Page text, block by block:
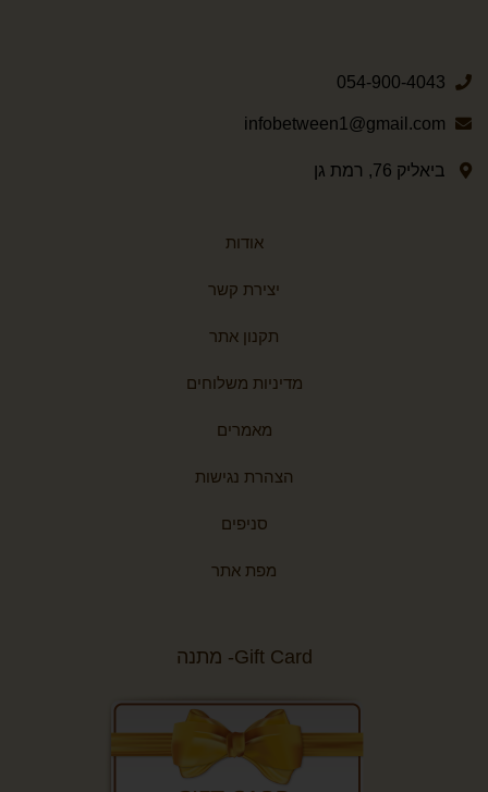
054-900-4043
infobetween1@gmail.com
ביאליק 76, רמת גן
אודות
יצירת קשר
תקנון אתר
מדיניות משלוחים
מאמרים
הצהרת נגישות
סניפים
מפת אתר
Gift Card- מתנה